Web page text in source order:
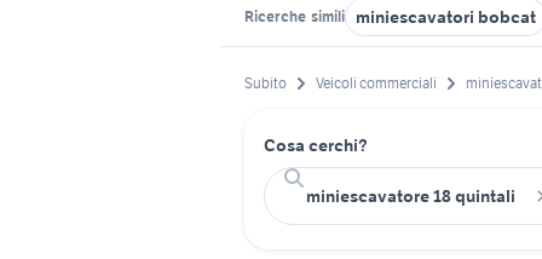
Ricerche simili miniescavatori bobcat
Subito Veicoli commerciali
Cosa cerchi?